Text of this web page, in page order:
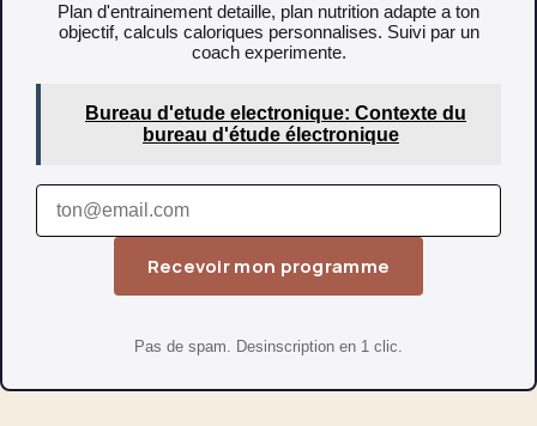
Plan d'entrainement detaille, plan nutrition adapte a ton
objectif, calculs caloriques personnalises. Suivi par un
coach experimente.
Bureau d'etude electronique: Contexte du
bureau d'étude électronique
Recevoir mon programme
Pas de spam. Desinscription en 1 clic.